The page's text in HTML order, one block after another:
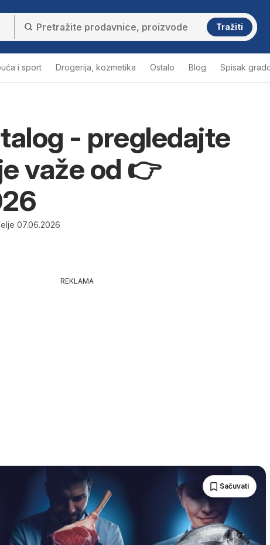
Tražiti
i sport Drogerija, kozmetika Ostalo Blog Spisak
- pregledajte
važe od 👉
07.06.2026
REKLAMA
Sačuvati